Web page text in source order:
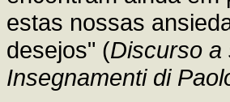
estas nossas
desejos" (Discurso a
Insegnamenti di